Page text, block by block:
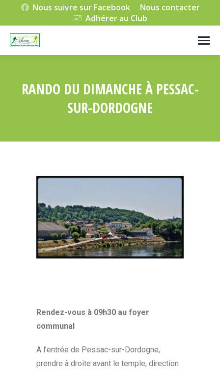
Nous suivre sur Facebook
Nous contacter
Adhérer au Club
RANDO DU DIMANCHE À PESSAC-
SUR-DORDOGNE
Rendez-vous à 09h30 au foyer
communal
A l’entrée de Pessac-sur-Dordogne,
prendre à droite avant le temple, direction